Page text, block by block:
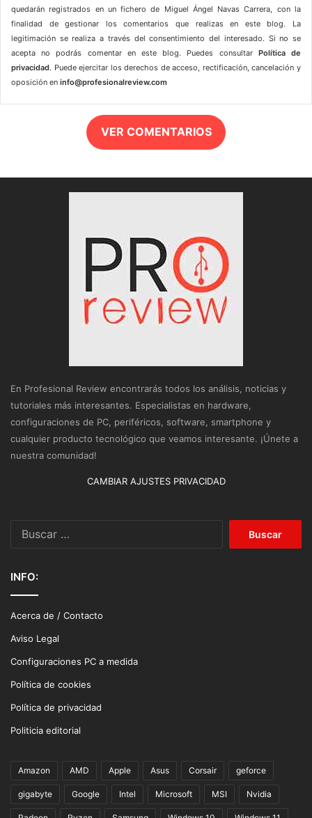
quedarán registrados en un fichero de Miguel Ángel Navas Carrera, con la
finalidad de gestionar los comentarios que realizas en este blog. La
legitimación se realiza a través del consentimiento del interesado. Si no se
acepta no podrás comentar en este blog. Puedes consultar Política de
privacidad. Puede ejercitar los derechos de acceso, rectificación, cancelación y
oposición en info@profesionalreview.com
VER COMENTARIOS
En Profesional Review encontrarás todos los análisis, noticias y
tutoriales más interesantes. Especialistas en hardware,
configuraciones de PC, periféricos, software, smartphone y
cualquier producto tecnológico que veamos interesante. ¡Únete a
nuestra comunidad!
CAMBIAR AJUSTES PRIVACIDAD
INFO:
Acerca de / Contacto
Aviso Legal
Configuraciones PC a medida
Política de cookies
Política de privacidad
Politicia editorial
Amazon AMD Apple Asus Corsair geforce
gigabyte Google Intel Microsoft MSI Nvidia